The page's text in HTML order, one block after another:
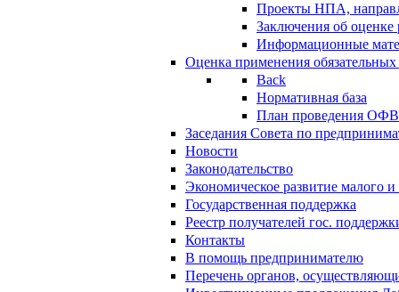
Проекты НПА,
Заключения об
Информационные
Оценка применения
Back
Нормативная база
План проведения
Заседания Совета по
Новости
Законодательство
Экономическое развитие малого и
Государственная поддержка
Реестр получателей гос.
Контакты
В помощь предпринимателю
Перечень органов,